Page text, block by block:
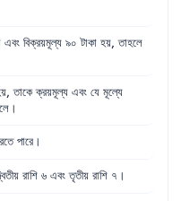
এবং বিক্রয়মূল্য ৯০ টাকা হয়, তাহলে
, তাকে ক্রয়মূল্য এবং যে মূল্যে
।
পারে ।
রাশি ৬ এবং তৃতীয় রাশি ৭ ।